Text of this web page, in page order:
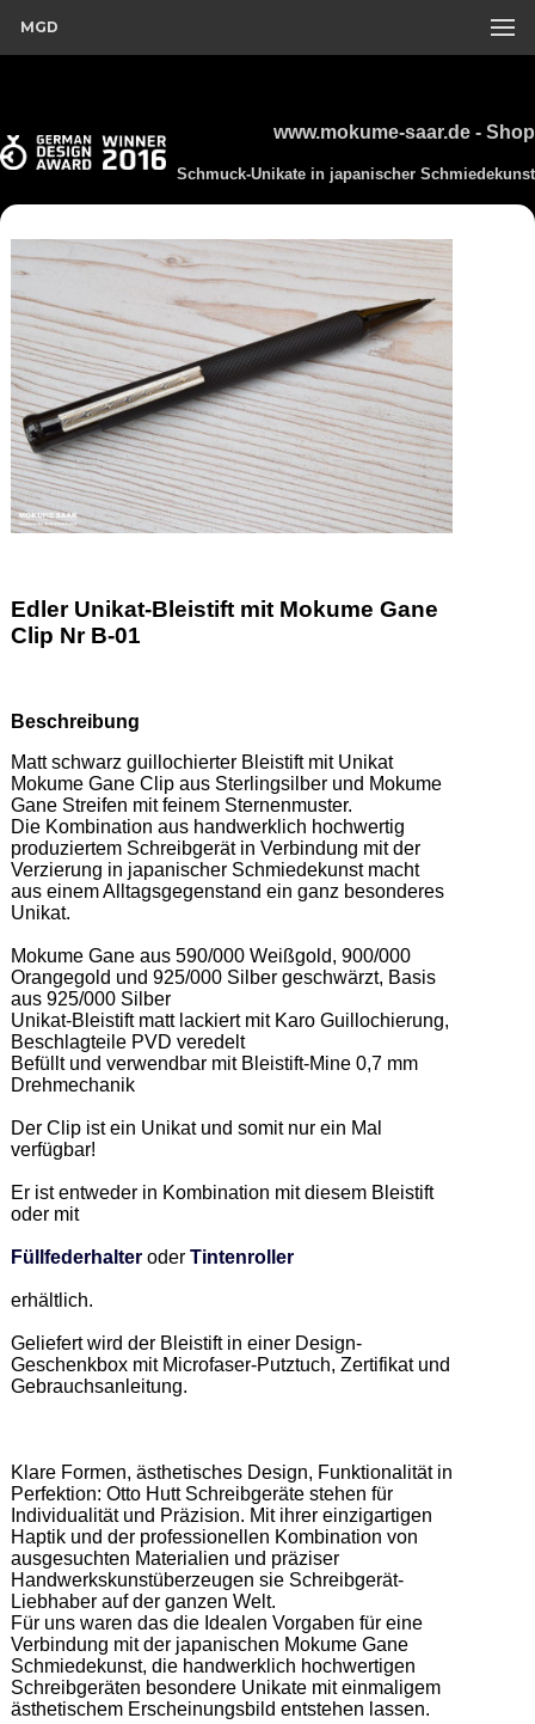
MGD
www.mokume-saar.de - Shop
Schmuck-Unikate in japanischer Schmiedekunst
Edler Unikat-Bleistift mit Mokume Gane
Clip Nr B-01
Beschreibung
Matt schwarz guillochierter Bleistift mit Unikat
Mokume Gane Clip aus Sterlingsilber und Mokume
Gane Streifen mit feinem Sternenmuster.
Die Kombination aus handwerklich hochwertig
produziertem Schreibgerät in Verbindung mit der
Verzierung in japanischer Schmiedekunst macht
aus einem Alltagsgegenstand ein ganz besonderes
Unikat.
Mokume Gane aus 590/000 Weißgold, 900/000
Orangegold und 925/000 Silber geschwärzt, Basis
aus 925/000 Silber
Unikat-Bleistift matt lackiert mit Karo Guillochierung,
Beschlagteile PVD veredelt
Befüllt und verwendbar mit Bleistift-Mine 0,7 mm
Drehmechanik
Der Clip ist ein Unikat und somit nur ein Mal
verfügbar!
Er ist entweder in Kombination mit diesem Bleistift
oder mit
Füllfederhalter oder Tintenroller
erhältlich.
Geliefert wird der Bleistift in einer Design-
Geschenkbox mit Microfaser-Putztuch, Zertifikat und
Gebrauchsanleitung.
Klare Formen, ästhetisches Design, Funktionalität in
Perfektion: Otto Hutt Schreibgeräte stehen für
Individualität und Präzision. Mit ihrer einzigartigen
Haptik und der professionellen Kombination von
ausgesuchten Materialien und präziser
Handwerkskunstüberzeugen sie Schreibgerät-
Liebhaber auf der ganzen Welt.
Für uns waren das die Idealen Vorgaben für eine
Verbindung mit der japanischen Mokume Gane
Schmiedekunst, die handwerklich hochwertigen
Schreibgeräten besondere Unikate mit einmaligem
ästhetischem Erscheinungsbild entstehen lassen.